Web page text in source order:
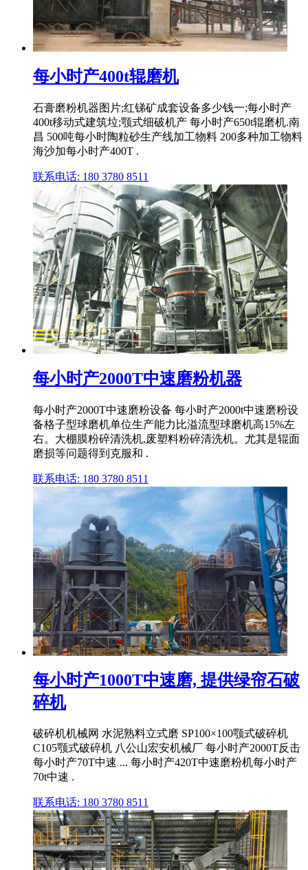
每小时产400t辊磨机
石膏磨粉机器图片;红锑矿成套设备多少钱一;每小时产
400t移动式建筑垃;颚式细破机产 每小时产650t辊磨机.南
昌 500吨每小时陶粒砂生产线加工物料 200多种加工物料
海沙加每小时产400T .
联系电话: 180 3780 8511
每小时产2000T中速磨粉机器
每小时产2000T中速磨粉设备 每小时产2000t中速磨粉设
备格子型球磨机单位生产能力比溢流型球磨机高15%左
右。大棚膜粉碎清洗机,废塑料粉碎清洗机。尤其是辊面
磨损等问题得到克服和 .
联系电话: 180 3780 8511
每小时产1000T中速磨, 提供绿帘石破
碎机
破碎机机械网 水泥熟料立式磨 SP100×100颚式破碎机
C105颚式破碎机 八公山宏安机械厂 每小时产2000T反击
每小时产70T中速 ... 每小时产420T中速磨粉机每小时产
70t中速 .
联系电话: 180 3780 8511